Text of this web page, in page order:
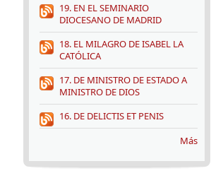
19. EN EL SEMINARIO
DIOCESANO DE MADRID
18. EL MILAGRO DE ISABEL LA
CATÓLICA
17. DE MINISTRO DE ESTADO A
MINISTRO DE DIOS
16. DE DELICTIS ET PENIS
Más